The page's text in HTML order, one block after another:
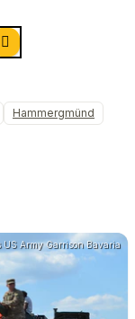
Hammergmünd
US Army Garrison Bavaria